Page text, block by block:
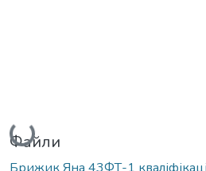
Вантажиться...
Файли